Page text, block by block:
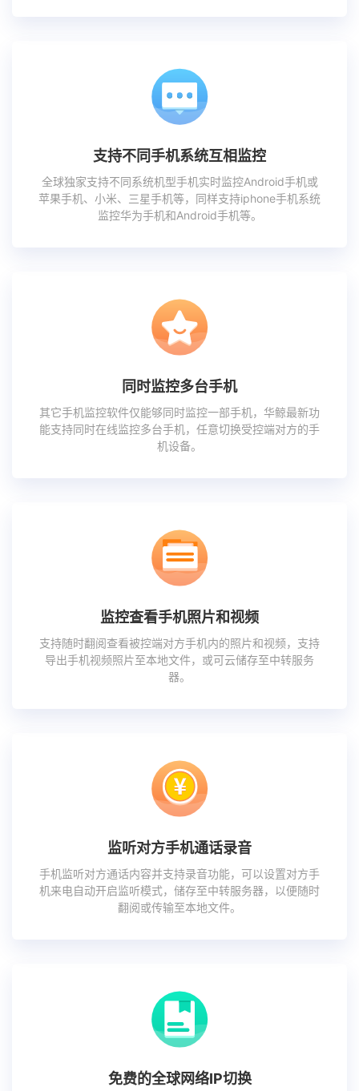
支持不同手机系统互相监控
全球独家支持不同系统机型手机实时监控Android手机或
苹果手机、小米、三星手机等，同样支持iphone手机系统
监控华为手机和Android手机等。
同时监控多台手机
其它手机监控软件仅能够同时监控一部手机，华鲸最新功
能支持同时在线监控多台手机，任意切换受控端对方的手
机设备。
监控查看手机照片和视频
支持随时翻阅查看被控端对方手机内的照片和视频，支持
导出手机视频照片至本地文件，或可云储存至中转服务
器。
监听对方手机通话录音
手机监听对方通话内容并支持录音功能，可以设置对方手
机来电自动开启监听模式，储存至中转服务器，以便随时
翻阅或传输至本地文件。
免费的全球网络IP切换